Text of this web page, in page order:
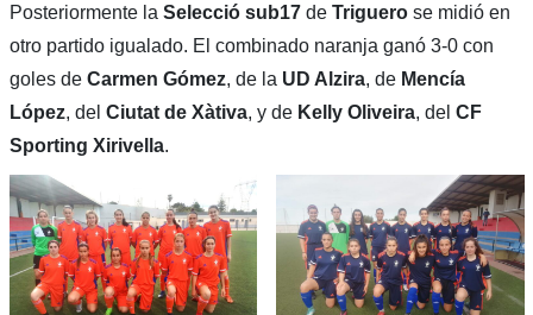
Posteriormente la Selecció sub17 de Triguerose midió en
otro partido igualado. El combinado naranja ganó 3-0 con
goles de Carmen Gómez, de la UD Alzira, de Mencía
López, del Ciutat de Xàtiva, y de Kelly Oliveira, del CF
Sporting Xirivella.